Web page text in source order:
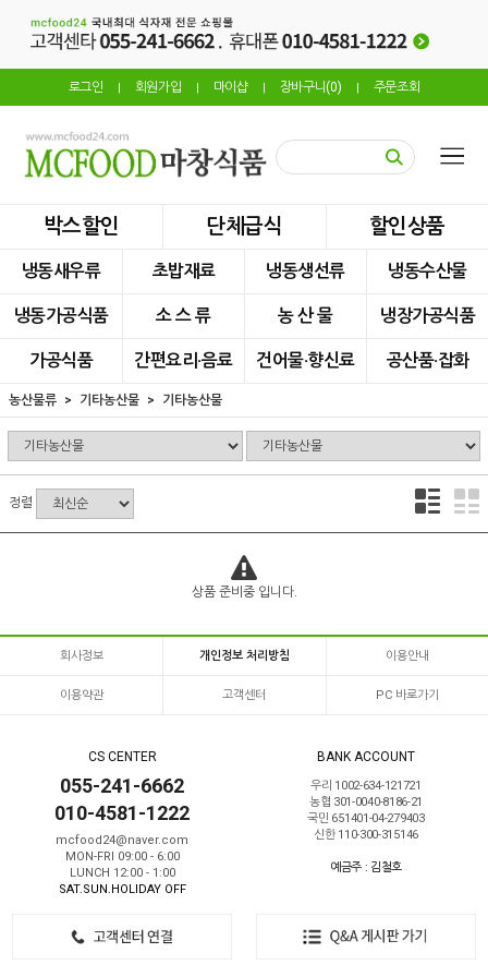
로그인 회원가입 마이샵 장바구니(0) 주문조회
박스할인 단체급식 할인상품
냉동새우류 초밥재료 냉동생선류 냉동수산물
냉동가공식품 소 스 류 농 산 물 냉장가공식품
가공식품 간편요리·음료 건어물·향신료 공산품·잡화
농산물류 기타농산물 기타농산물
정렬
상품 준비중 입니다.
회사정보 개인정보 처리방침 이용안내
이용약관 고객센터 PC 바로가기
CS CENTER
055-241-6662
010-4581-1222
mcfood24@naver.com
MON-FRI 09:00 - 6:00
LUNCH 12:00 - 1:00
SAT.SUN.HOLIDAY OFF
BANK ACCOUNT
우리 1002-634-121721
농협 301-0040-8186-21
국민 651401-04-279403
신한 110-300-315146
예금주 : 김철호